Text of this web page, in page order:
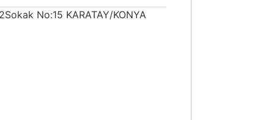
No:15 KARATAY/KONYA